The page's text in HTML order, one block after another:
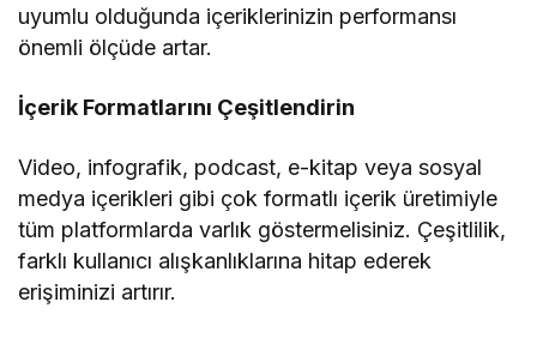
uyumlu olduğunda içeriklerinizin performansı
önemli ölçüde artar.
İçerik Formatlarını Çeşitlendirin
Video, infografik, podcast, e-kitap veya sosyal
medya içerikleri gibi çok formatlı içerik üretimiyle
tüm platformlarda varlık göstermelisiniz. Çeşitlilik,
farklı kullanıcı alışkanlıklarına hitap ederek
erişiminizi artırır.